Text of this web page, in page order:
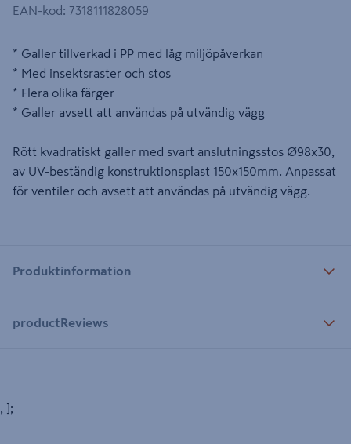
EAN-kod: 7318111828059
* Galler tillverkad i PP med låg miljöpåverkan
* Med insektsraster och stos
* Flera olika färger
* Galler avsett att användas på utvändig vägg
Rött kvadratiskt galler med svart anslutningsstos Ø98x30,
av UV-beständig konstruktionsplast 150x150mm. Anpassat
för ventiler och avsett att användas på utvändig vägg.
Produktinformation
productReviews
, ];